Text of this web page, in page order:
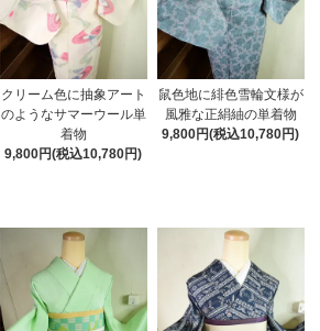
クリーム色に抽象アート
のようなサマーウール単
着物
9,800円(税込10,780円)
鼠色地に緋色雪輪文様が
風雅な正絹紬の単着物
9,800円(税込10,780円)